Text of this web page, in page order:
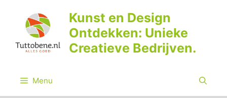
inhoud
Kunst en Design
Ontdekken: Unieke
Creatieve Bedrijven.
Menu